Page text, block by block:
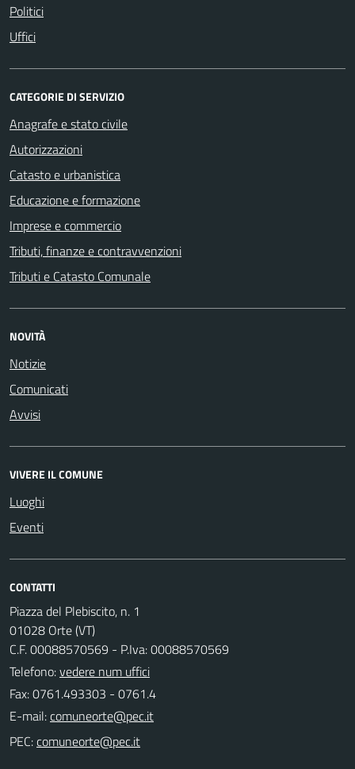
Politici
Uffici
CATEGORIE DI SERVIZIO
Anagrafe e stato civile
Autorizzazioni
Catasto e urbanistica
Educazione e formazione
Imprese e commercio
Tributi, finanze e contravvenzioni
Tributi e Catasto Comunale
NOVITÀ
Notizie
Comunicati
Avvisi
VIVERE IL COMUNE
Luoghi
Eventi
CONTATTI
Piazza del Plebiscito, n. 1
01028 Orte (VT)
C.F. 00088570569 - P.Iva: 00088570569
Telefono:vedere num uffici
Fax: 0761.493303 - 0761.4
E-mail:
PEC: